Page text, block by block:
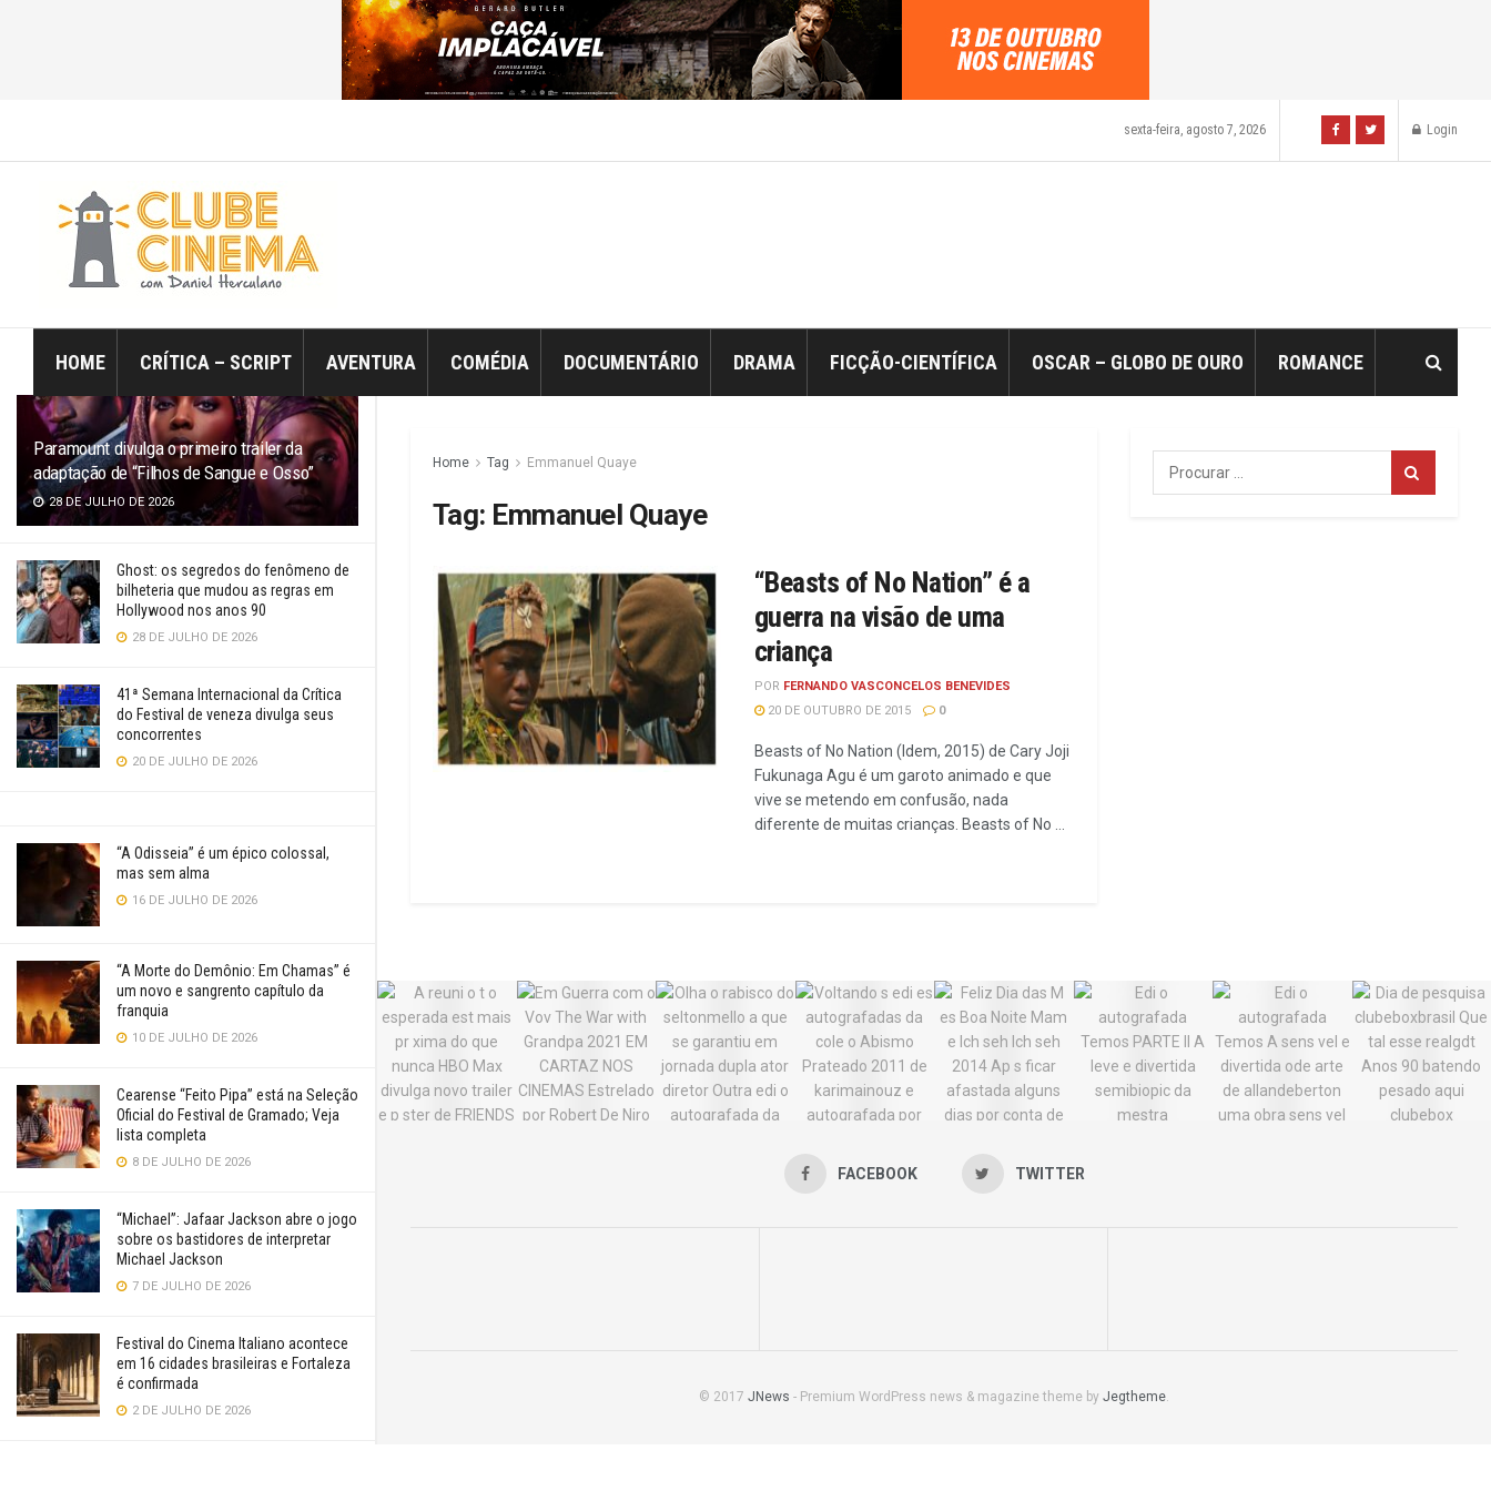
Paramount divulga o primeiro trailer da
adaptação de “Filhos de Sangue e Osso”
28 DE JULHO DE 2026
Ghost: os segredos do fenômeno de
bilheteria que mudou as regras em
Hollywood nos anos 90
28 DE JULHO DE 2026
41ª Semana Internacional da Crítica
do Festival de veneza divulga seus
concorrentes
20 DE JULHO DE 2026
“A Odisseia” é um épico colossal,
mas sem alma
16 DE JULHO DE 2026
“A Morte do Demônio: Em Chamas” é
um novo e sangrento capítulo da
franquia
10 DE JULHO DE 2026
Cearense “Feito Pipa” está na Seleção
Oficial do Festival de Gramado; Veja
lista completa
8 DE JULHO DE 2026
“Michael”: Jafaar Jackson abre o jogo
sobre os bastidores de interpretar
Michael Jackson
7 DE JULHO DE 2026
Festival do Cinema Italiano acontece
em 16 cidades brasileiras e Fortaleza
é confirmada
2 DE JULHO DE 2026
sexta-feira, agosto 7, 2026 Login
HOME CRÍTICA – SCRIPT AVENTURA COMÉDIA DOCUMENTÁRIO DRAMA FICÇÃO-CIENTÍFICA OSCAR – GLOBO DE OURO ROMANCE
Home Tag Emmanuel Quaye
Tag: Emmanuel Quaye
“Beasts of No Nation” é a
guerra na visão de uma
criança
POR FERNANDO VASCONCELOS BENEVIDES
20 DE OUTUBRO DE 2015
0
Beasts of No Nation (Idem, 2015) de Cary Joji
Fukunaga Agu é um garoto animado e que
vive se metendo em confusão, nada
diferente de muitas crianças. Beasts of No ...
FACEBOOK TWITTER
© 2017 JNews - Premium WordPress news & magazine theme by Jegtheme